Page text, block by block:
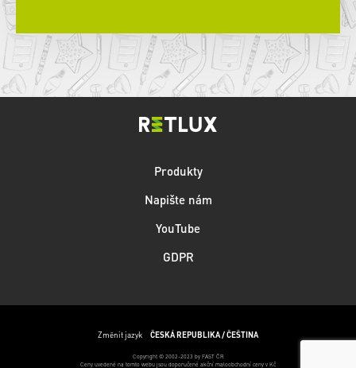
Produkty
Napište nám
YouTube
GDPR
Změnit jazyk ČESKÁ REPUBLIKA / ČEŠTINA
Copyright © 2002-2023 by FAST ČR
Ceny uvedené na tomto webu jsou doporučené akční maloobchodní ceny v Kč